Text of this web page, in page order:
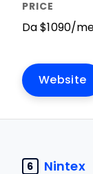
Da $1090/
Website
6 Nintex